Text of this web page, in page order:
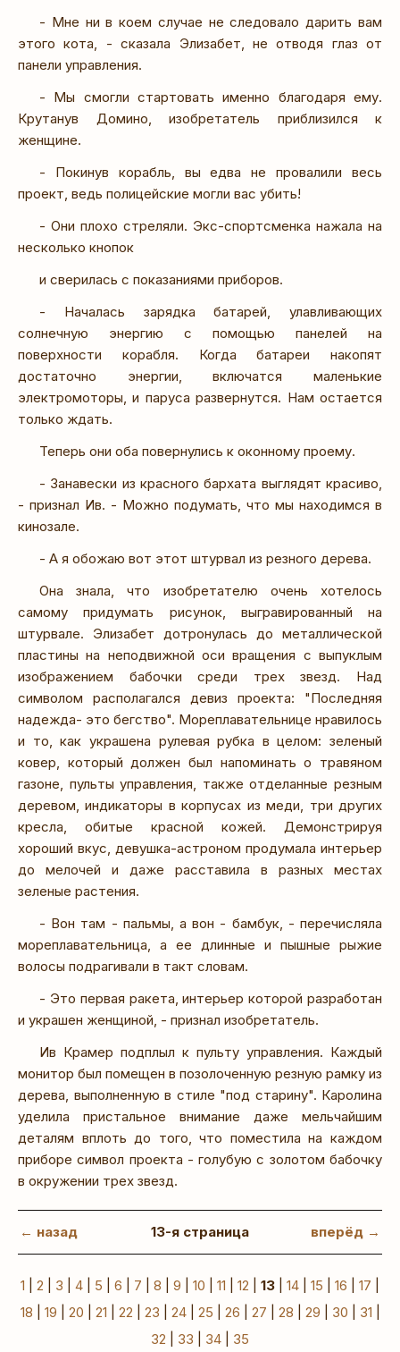
- Мне ни в коем случае не следовало дарить вам
этого кота, - сказала Элизабет, не отводя глаз от
панели управления.
- Мы смогли стартовать именно благодаря ему.
Крутанув Домино, изобретатель приблизился к
женщине.
- Покинув корабль, вы едва не провалили весь
проект, ведь полицейские могли вас убить!
- Они плохо стреляли. Экс-спортсменка нажала на
несколько кнопок
и сверилась с показаниями приборов.
- Началась зарядка батарей, улавливающих
солнечную энергию с помощью панелей на
поверхности корабля. Когда батареи накопят
достаточно энергии, включатся маленькие
электромоторы, и паруса развернутся. Нам остается
только ждать.
Теперь они оба повернулись к оконному проему.
- Занавески из красного бархата выглядят красиво,
- признал Ив. - Можно подумать, что мы находимся в
кинозале.
- А я обожаю вот этот штурвал из резного дерева.
Она знала, что изобретателю очень хотелось
самому придумать рисунок, выгравированный на
штурвале. Элизабет дотронулась до металлической
пластины на неподвижной оси вращения с выпуклым
изображением бабочки среди трех звезд. Над
символом располагался девиз проекта: "Последняя
надежда- это бегство". Мореплавательнице нравилось
и то, как украшена рулевая рубка в целом: зеленый
ковер, который должен был напоминать о травяном
газоне, пульты управления, также отделанные резным
деревом, индикаторы в корпусах из меди, три других
кресла, обитые красной кожей. Демонстрируя
хороший вкус, девушка-астроном продумала интерьер
до мелочей и даже расставила в разных местах
зеленые растения.
- Вон там - пальмы, а вон - бамбук, - перечисляла
мореплавательница, а ее длинные и пышные рыжие
волосы подрагивали в такт словам.
- Это первая ракета, интерьер которой разработан
и украшен женщиной, - признал изобретатель.
Ив Крамер подплыл к пульту управления. Каждый
монитор был помещен в позолоченную резную рамку из
дерева, выполненную в стиле "под старину". Каролина
уделила пристальное внимание даже мельчайшим
деталям вплоть до того, что поместила на каждом
приборе символ проекта - голубую с золотом бабочку
в окружении трех звезд.
← назад 13-я страница вперёд →
1 2 3 4 5 6 7 8 9 10 11 12 13 14 15 16 17
18
19 20 21 22 23 24| 25 26 27 28 29 30 31
32
33 34 35